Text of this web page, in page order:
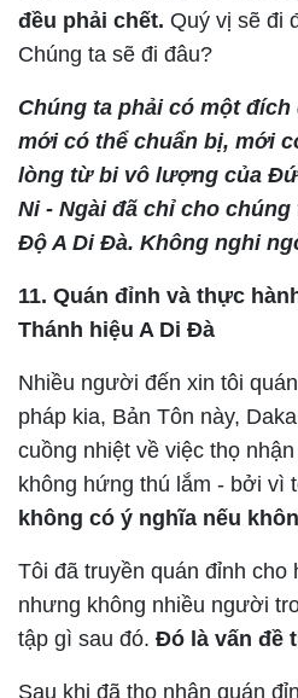
đều phải chết. Quý vị sẽ đi
Chúng ta sẽ đi đâu?
Chúng ta phải có một
mới có thể chuẩn bị, mới
lòng từ bi vô lượng của
Ni - Ngài đã chỉ cho
Độ A Di Đà. Không nghi
11. Quán đỉnh và thực
Thánh hiệu A Di Đà
Nhiều người đến xin tôi
pháp kia, Bản Tôn này,
cuồng nhiệt về việc thọ
không hứng thú lắm - bởi vì
không có ý nghĩa nếu
Tôi đã truyền quán đỉnh cho
nhưng không nhiều người
tập gì sau đó. Đó là vấn đề
Sau khi đã thọ nhận quán